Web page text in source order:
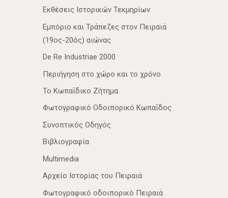
Εκθέσεις Ιστορικών Τεκμηρίων
Εμπόριο και Τράπεζες στον Πειραιά
(19ος-20ός) αιώνας
De Re Industriae 2000
Περιήγηση στο χώρο και το χρόνο
Το Κωπαΐδικο Ζήτημα
Φωτογραφικό Οδοιπορικό Κωπαΐδος
Συνοπτικός Οδηγός
Βιβλιογραφία
Multimedia
Αρχείο Ιστορίας του Πειραιά
Φωτογραφικό οδοιπορικό Πειραιά